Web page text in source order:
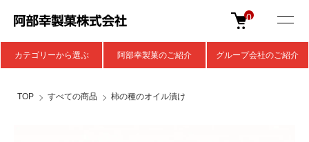
0
カテゴリーから選ぶ 阿部幸製菓のご紹介 グループ会社のご紹介
TOP すべての商品 柿の種のオイル漬け